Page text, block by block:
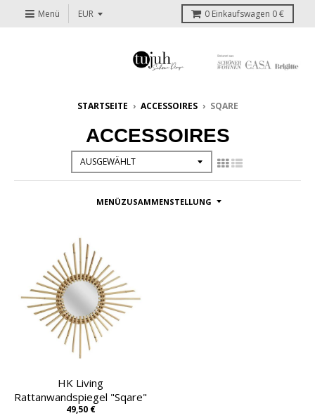
Menü 0 Einkaufswagen 0 €
STARTSEITE › ACCESSOIRES › SQARE
ACCESSOIRES
MENÜZUSAMMENSTELLUNG
HK Living
Rattanwandspiegel "Sqare"
49,50 €